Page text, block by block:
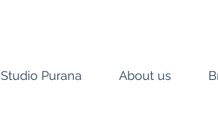
Studio Purana About us